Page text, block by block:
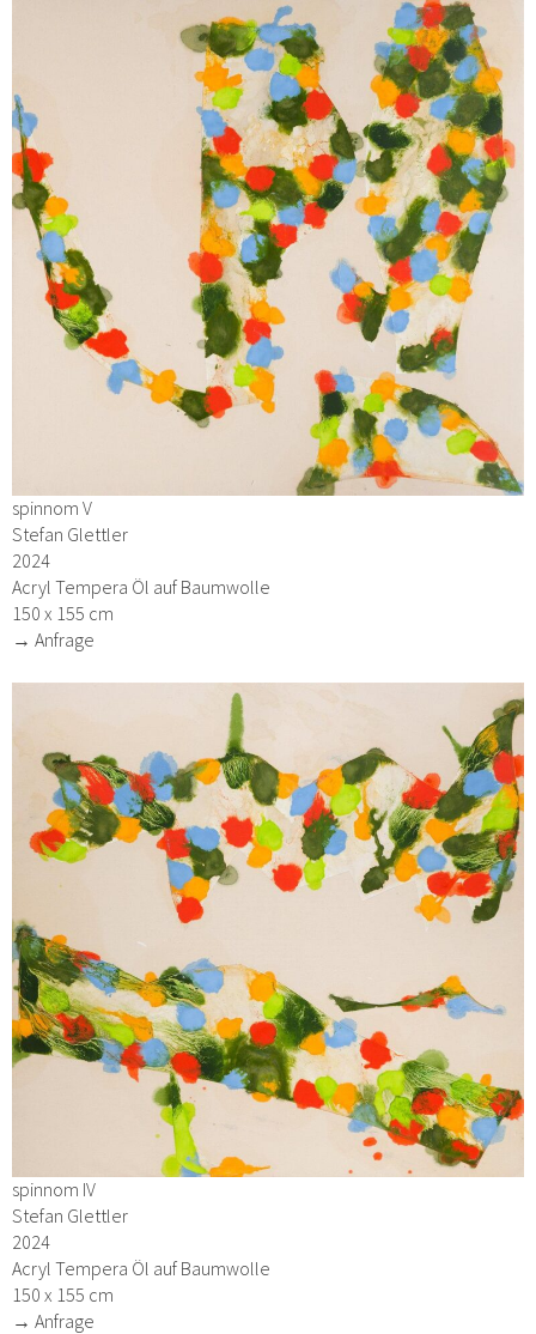
spinnom V
Stefan Glettler
2024
Acryl Tempera Öl auf Baumwolle
150 x 155 cm
→ Anfrage
spinnom IV
Stefan Glettler
2024
Acryl Tempera Öl auf Baumwolle
150 x 155 cm
→ Anfrage